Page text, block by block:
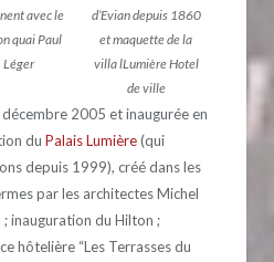
avec le
quai Paul
Léger
d’Evian depuis 1860
et maquette de la
villa lLumière Hotel
de ville
2005 et inaugurée en
du Palais Lumière(qui
depuis 1999), créé dans les
par les architectes Michel
; inauguration du Hilton ;
hôtelière “Les Terrasses du